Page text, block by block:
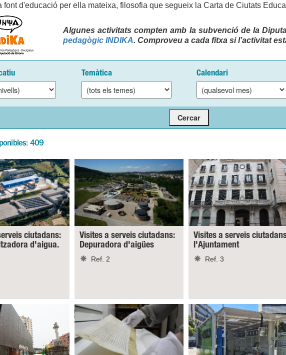
font d'educació per ella mateixa, filosofia que segueix la Carta de Ciutats
Algunes activitats compten amb la subvenció de la
pedagògic INDIKA. Comproveu a cada fitxa si l’activitat
Temàtica Calendari
409
ciutadans:
d'aigua.
Visites a serveis ciutadans:
Depuradora d'aigües
Ref. 2
Visites a serveis
l'Ajuntament
Ref. 3